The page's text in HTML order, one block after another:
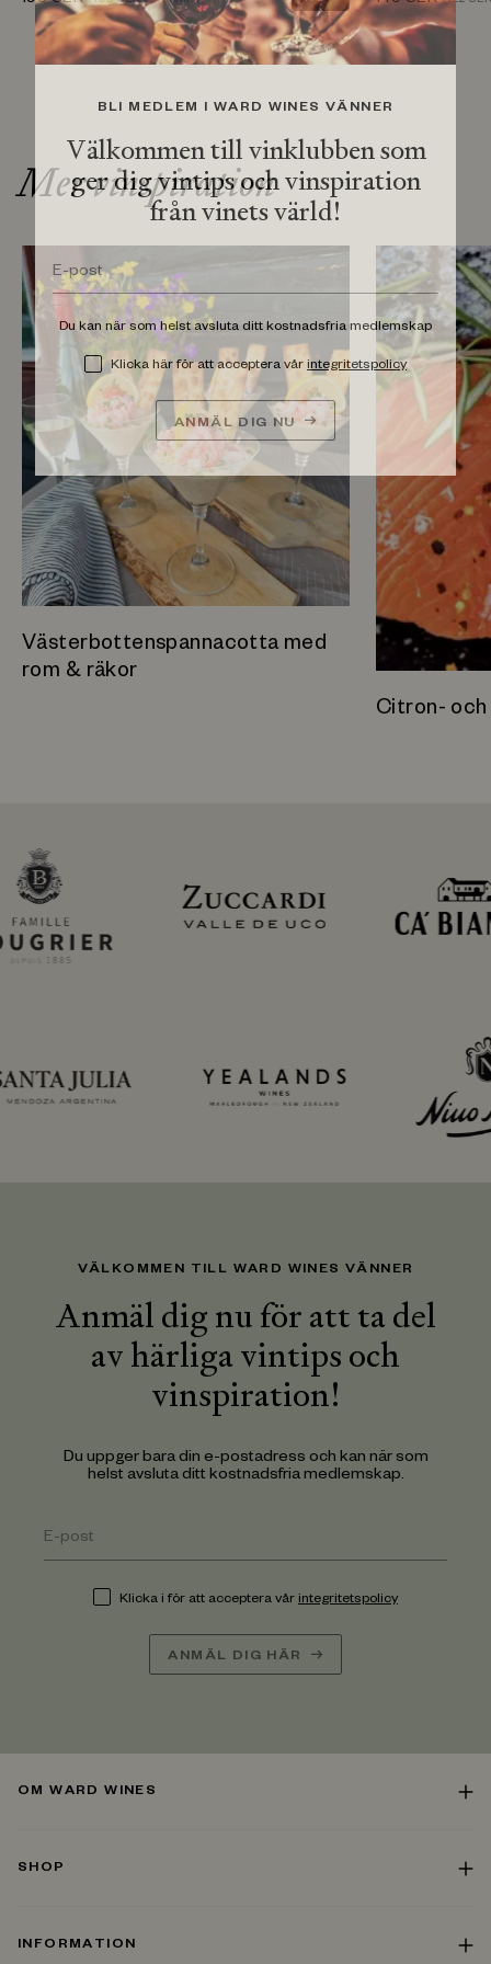
BLI MEDLEM I WARD WINES VÄNNER
Välkommen till vinklubben som
ger dig vintips och vinspiration
från vinets värld!
Du kan när som helst avsluta ditt kostnadsfria medlemskap
Klicka här för att acceptera vår integritetspolicy
ANMÄL DIG NU
Mer vinspiration
Västerbottenspannacotta med
rom & räkor
Citron- och
VÄLKOMMEN TILL WARD WINES VÄNNER
Anmäl dig nu för att ta del
av härliga vintips och
vinspiration!
Du uppger bara din e-postadress och kan när som
helst avsluta ditt kostnadsfria medlemskap.
Klicka i för att acceptera vår integritetspolicy
ANMÄL DIG HÄR
OM WARD WINES
SHOP
INFORMATION